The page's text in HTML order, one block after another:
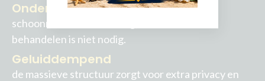
Onderhoudsvrij
schoonmaken is eenvoudig, schilderen of
behandelen is niet nodig.
Geluiddempend
de massieve structuur zorgt voor extra privacy en